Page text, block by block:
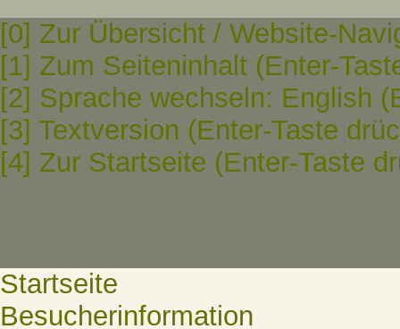
[0] Zur Übersicht / Website-
[1] Zum Seiteninhalt (Enter-
[2] Sprache wechseln: English
[3] Textversion (Enter-Taste
[4] Zur Startseite (Enter-Taste
Startseite
Besucherinformation